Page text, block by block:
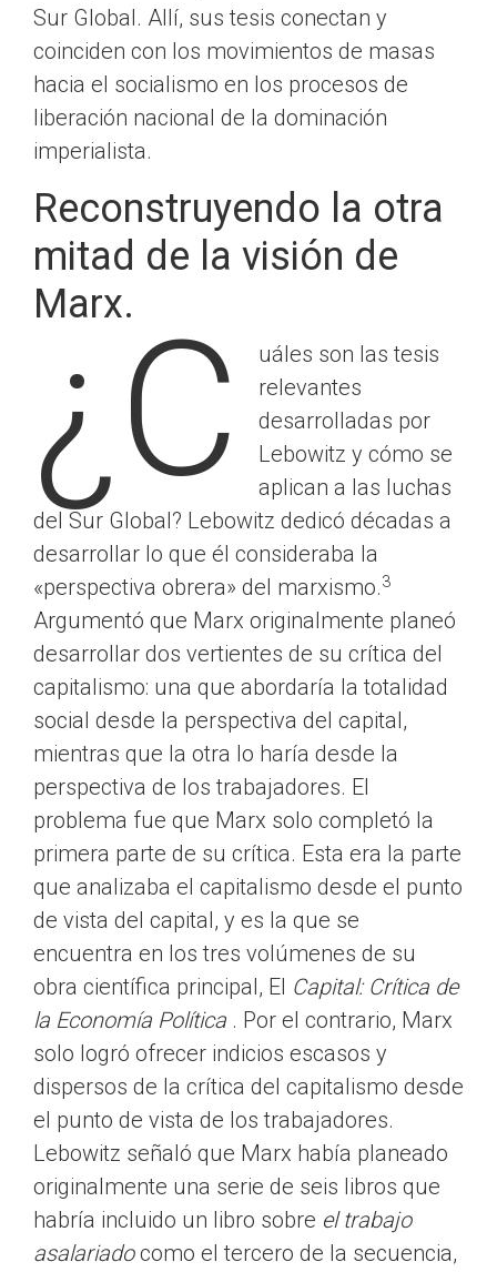
Sur Global. Allí, sus tesis conectan y
coinciden con los movimientos de masas
hacia el socialismo en los procesos de
liberación nacional de la dominación
imperialista.
Reconstruyendo la otra
mitad de la visión de
Marx.
¿C
uáles son las tesis
relevantes
desarrolladas por
Lebowitz y cómo se
aplican a las luchas
del Sur Global? Lebowitz dedicó décadas a
desarrollar lo que él consideraba la
«perspectiva obrera» del marxismo.3
Argumentó que Marx originalmente planeó
desarrollar dos vertientes de su crítica del
capitalismo: una que abordaría la totalidad
social desde la perspectiva del capital,
mientras que la otra lo haría desde la
perspectiva de los trabajadores. El
problema fue que Marx solo completó la
primera parte de su crítica. Esta era la parte
que analizaba el capitalismo desde el punto
de vista del capital, y es la que se
encuentra en los tres volúmenes de su
obra científica principal, El Capital: Crítica de
la Economía Política . Por el contrario, Marx
solo logró ofrecer indicios escasos y
dispersos de la crítica del capitalismo desde
el punto de vista de los trabajadores.
Lebowitz señaló que Marx había planeado
originalmente una serie de seis libros que
habría incluido un libro sobre el trabajo
asalariadocomo el tercero de la secuencia,